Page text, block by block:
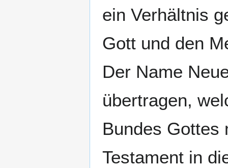
ein Verhältnis
Gott und den
Der Name
übertragen,
Bundes Gottes
Testament in